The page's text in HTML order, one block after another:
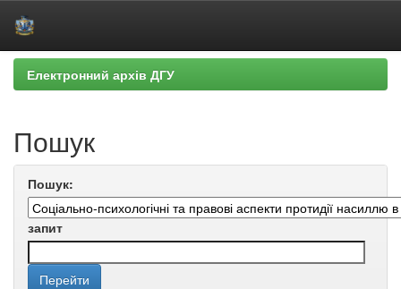
Skip
navigation
Електронний архів ДГУ
Пошук
Пошук:
запит